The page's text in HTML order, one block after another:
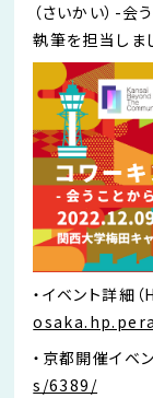
（さいかい）-会
執筆を担当しま
・イベント詳細（
・京都開催イベ
s/6389/